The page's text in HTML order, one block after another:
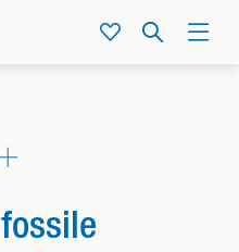
Menü
Suche
Service
Zeige
denen